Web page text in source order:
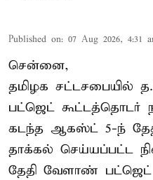
Published on: 07 Aug 2026, 4:31
சென்னை,
தமிழக சட்டசபையில்
பட்ஜெட் கூட்டத்தொடர்
கடந்த ஆகஸ்ட் 5-ந்
தாக்கல் செய்யப்பட்ட
தேதி வேளாண் பட்ஜெட்